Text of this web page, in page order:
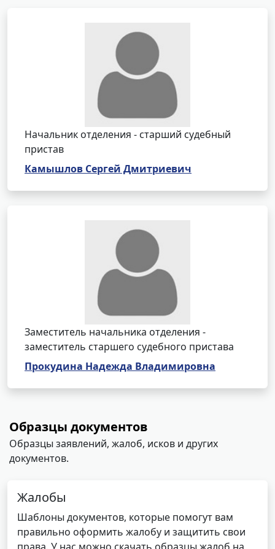
Начальник отделения - старший судебный
пристав
Камышлов Сергей Дмитриевич
Заместитель начальника отделения -
заместитель старшего судебного пристава
Прокудина Надежда Владимировна
Образцы документов
Образцы заявлений, жалоб, исков и других
документов.
Жалобы
Шаблоны документов, которые помогут вам
правильно оформить жалобу и защитить свои